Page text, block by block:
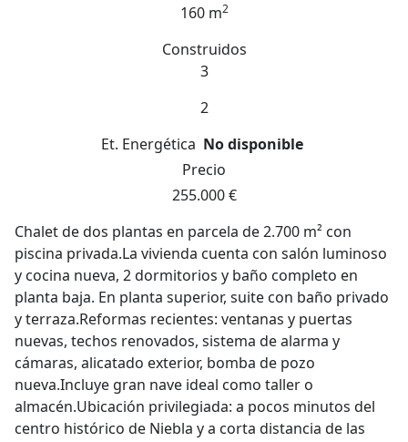
160 m2
Construidos
3
2
Et. Energética No disponible
Precio
255.000 €
Chalet de dos plantas en parcela de 2.700 m² con
piscina privada.La vivienda cuenta con salón luminoso
y cocina nueva, 2 dormitorios y baño completo en
planta baja. En planta superior, suite con baño privado
y terraza.Reformas recientes: ventanas y puertas
nuevas, techos renovados, sistema de alarma y
cámaras, alicatado exterior, bomba de pozo
nueva.Incluye gran nave ideal como taller o
almacén.Ubicación privilegiada: a pocos minutos del
centro histórico de Niebla y a corta distancia de las